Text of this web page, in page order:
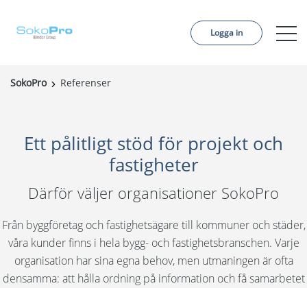
Tjänster
Beställ projekt
Kontakt
Aktuellt
Logga in
SokoPro Referenser
Ett pålitligt stöd för projekt och
fastigheter
Därför väljer organisationer SokoPro
Från byggföretag och fastighetsägare till kommuner och städer,
våra kunder finns i hela bygg- och fastighetsbranschen. Varje
organisation har sina egna behov, men utmaningen är ofta
densamma: att hålla ordning på information och få samarbetet